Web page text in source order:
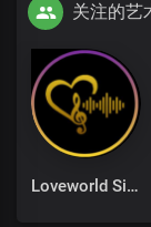
关注的艺
Loveworld Singers